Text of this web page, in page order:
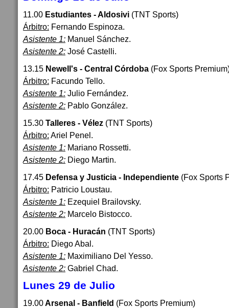
11.00 Estudiantes - Aldosivi (TNT Sports)
Árbitro: Fernando Espinoza.
Asistente 1: Manuel Sánchez.
Asistente 2: José Castelli.
13.15 Newell's - Central Córdoba (Fox Sports
Árbitro: Facundo Tello.
Asistente 1: Julio Fernández.
Asistente 2: Pablo González.
15.30 Talleres - Vélez (TNT Sports)
Árbitro: Ariel Penel.
Asistente 1: Mariano Rossetti.
Asistente 2: Diego Martin.
17.45 Defensa y Justicia - Independiente (Fox Sports
Árbitro: Patricio Loustau.
Asistente 1: Ezequiel Brailovsky.
Asistente 2: Marcelo Bistocco.
20.00 Boca - Huracán (TNT Sports)
Árbitro: Diego Abal.
Asistente 1: Maximiliano Del Yesso.
Asistente 2: Gabriel Chad.
Lunes 29 de Julio
19.00Arsenal - Banfield (Fox Sports Premium)